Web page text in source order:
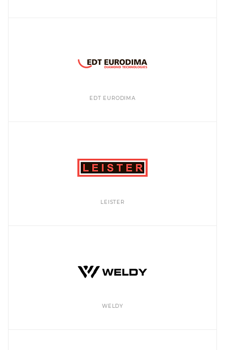
EDT EURODIMA
LEISTER
WELDY